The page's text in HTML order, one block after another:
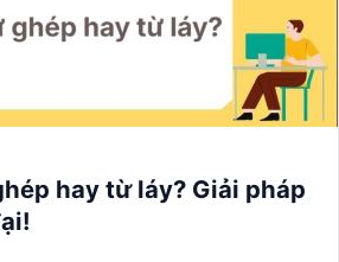
hay từ láy? Giải pháp